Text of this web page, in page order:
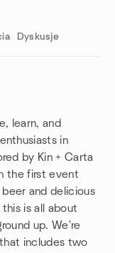
Dyskusje
learn, and
in
by Kin + Carta
the first event
and delicious
is all about
up. We're
includes two